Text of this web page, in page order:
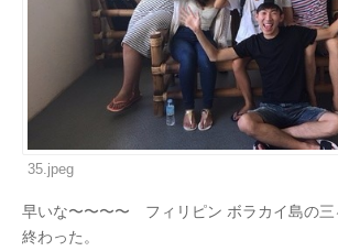
35.jpeg
早いな〜〜〜〜 フィリピン ボラカイ島の三
終わった。